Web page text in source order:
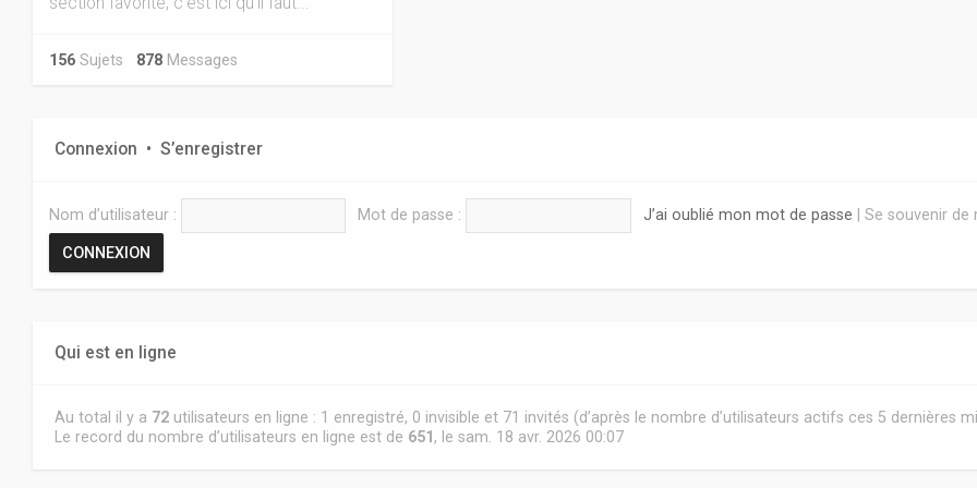
156 Sujets 878 Messages
Connexion • S’enregistrer
Nom d’utilisateur : Mot de passe : J’ai oublié mon mot de passe Se souvenir de
Qui est en ligne
Au total il y a 72 utilisateurs en ligne : 1 enregistré, 0 invisible et 71 invités (d’après le nombre d’utilisateurs actifs ces 5 dernières
Le record du nombre d’utilisateurs en ligne est de 651 , le sam. 18 avr. 2026 00:07